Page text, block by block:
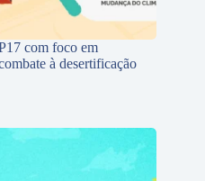
com foco em
à desertificação